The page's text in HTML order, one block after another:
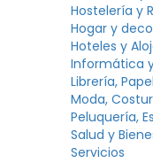
Hostelería y
Hogar y
Hoteles y
Informática
Librería,
Moda,
Peluquería,
Salud y
Servicios